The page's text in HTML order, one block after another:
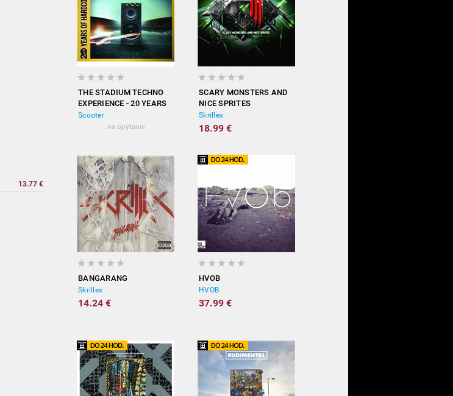
13.77 €
THE STADIUM TECHNO
EXPERIENCE - 20 YEARS
OF HARDCORE
(EXPANDED EDITION)
Scooter
na opýtanie
SCARY MONSTERS AND
NICE SPRITES
Skrillex
18.99 €
BANGARANG
Skrillex
14.24 €
HVOB
HVOB
37.99 €